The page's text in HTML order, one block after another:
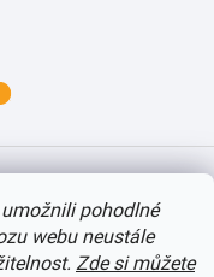
pohodlné
webu neustále
Zde si můžete
Upravit nastavení cookies